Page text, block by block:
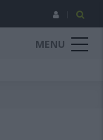
MENU